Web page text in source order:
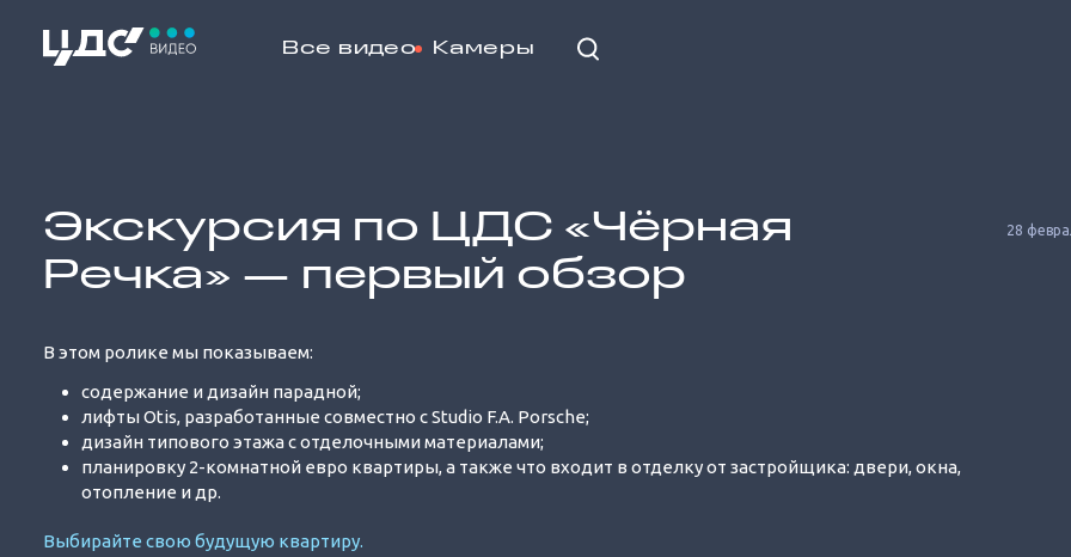
Все видео Камеры
Экскурсия по ЦДС «Чёрная
Речка» — первый обзор
28
В этом ролике мы показываем:
содержание и дизайн парадной;
лифты Otis, разработанные совместно с Studio F.A. Porsche;
дизайн типового этажа с отделочными материалами;
планировку 2-комнатной евро квартиры, а также что входит в отделку от застройщика: двери, окна,
отопление и др.
Выбирайте свою будущую квартиру.